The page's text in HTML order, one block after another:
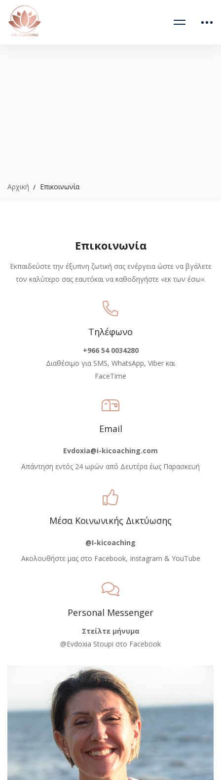
Αρχική Επικοινωνία
Επικοινωνία
Εκπαιδεύστε την έξυπνη ζωτική σας ενέργεια ώστε να βγάλετε
τον καλύτερο σας εαυτόκαι να καθοδηγήστε «εκ των έσω».
Τηλέφωνο
+966 54 0034280
Διαθέσιμο για SMS, WhatsApp, Viber και
FaceTime
Email
Evdoxia@i-kicoaching.com
Απάντηση εντός 24 ωρών από Δευτέρα έως Παρασκευή
Μέσα Κοινωνικής Δικτύωσης
@I-kicoaching
Ακολουθήστε μας στο Facebook, Instagram & YouTube
Personal Messenger
Στείλτε μήνυμα
@Evdoxia Stoupi στο Facebook